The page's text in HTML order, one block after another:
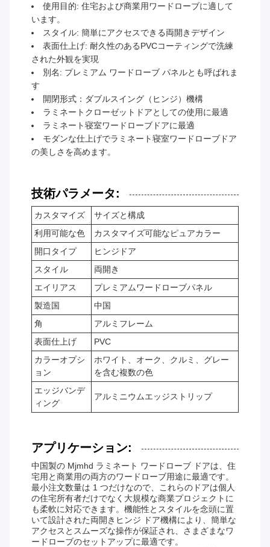
使用目的: 住宅および商業用ワードローブに適して
います。
スタイル: 簡単にアクセスできる両開きデザイン
表面仕上げ: 耐久性のあるPVCコーティングで洗練
された外観を実現
別名: プレミアム ワードローブ パネルとも呼ばれま
す
開閉形式：ダブルスイング（ヒンジ）機構
ラミネートクローゼットドアとしての使用に最適
ラミネート寝室ワードローブドアに最適
モダンな仕上げでラミネート寝室ワードローブドア
の美しさを高めます。
技術パラメータ:
カスタマイズ
サイズと構成
利用可能な色
カスタマイズ可能なピュアカラー
開口タイプ
ヒンジドア
スタイル
両開き
エイリアス
プレミアムワードローブパネル
製造国
中国
角
アルミフレーム
表面仕上げ
PVC
カラーオプシ
ョン
ホワイト、オーク、クルミ、グレー
を含む複数の色
エッジバンデ
ィング
アルミニウムエッジストリップ
アプリケーション:
中国製の Mjmhd ラミネート ワードローブ ドアは、住
宅用と商業用の両方のワードローブ用途に最適です。
最小注文数量は 1 つだけなので、これらのドアは個人
の住宅所有者だけでなく大規模な商業プロジェクトに
も柔軟に対応できます。機能性とスタイルを念頭に置
いて設計された両開きヒンジ ドア機構により、簡単な
アクセスとスムーズな操作が保証され、さまざまなワ
ードローブのセットアップに最適です。